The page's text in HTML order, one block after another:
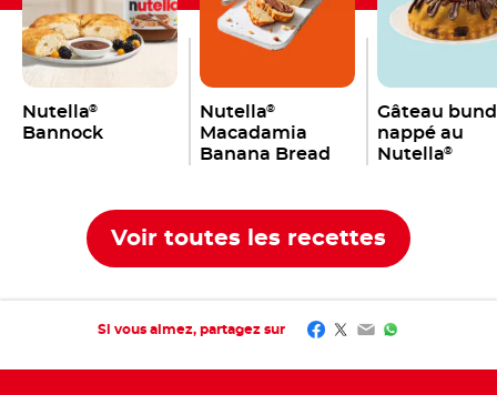
Nutella®
Bannock
Nutella®
Macadamia
Banana Bread
Gâteau
nappé au
Nutella®
Voir toutes les recettes
Si vous aimez, partagez sur Facebook
Twitter
EmailWhatsApp